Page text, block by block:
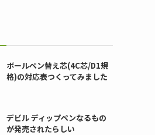
ボールペン替え芯(4C芯/D1規
格)の対応表つくってみました
デビル ディップペンなるもの
が発売されたらしい